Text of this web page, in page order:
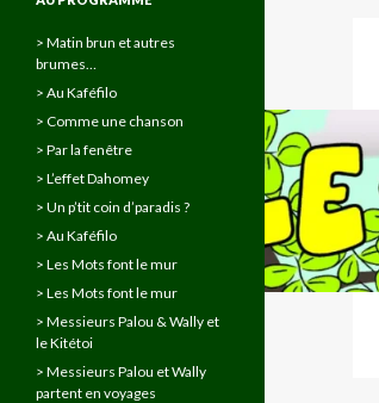
> Matin brun et autres
brumes…
> Au Kaféfilo
> Comme une chanson
> Par la fenêtre
> L’effet Dahomey
> Un p’tit coin d’paradis ?
> Au Kaféfilo
> Les Mots font le mur
> Les Mots font le mur
> Messieurs Palou & Wally et
le Kitétoi
> Messieurs Palou et Wally
partent en voyages